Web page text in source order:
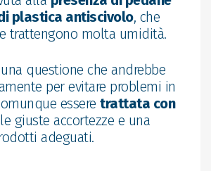
plastica antiscivolo, che
trattengono molta umidità.
questione che andrebbe
per evitare problemi in
essere trattata con
giuste accortezze e una
adeguati.